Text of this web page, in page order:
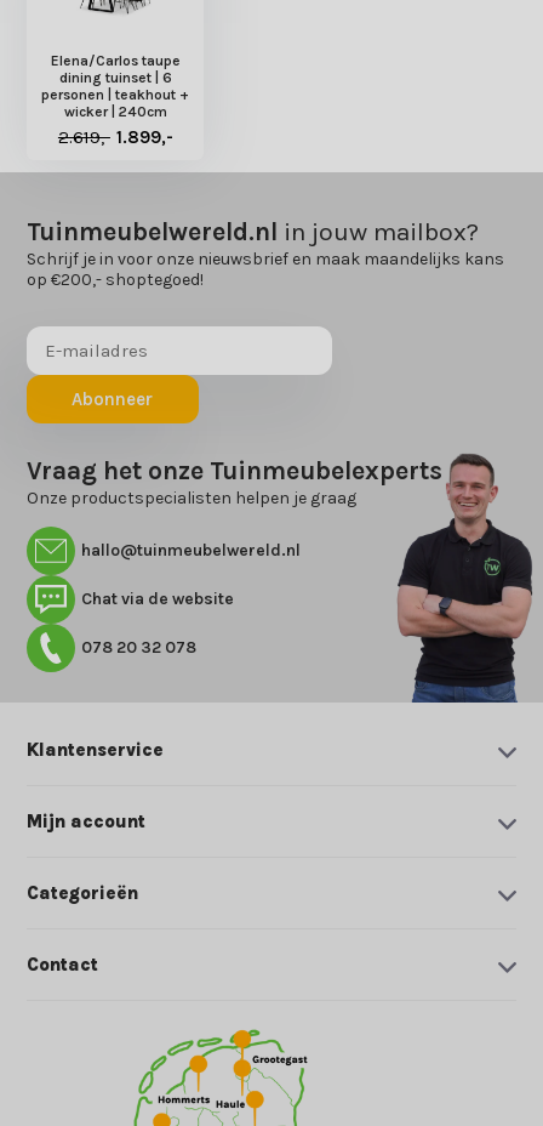
Elena/Carlos taupe
dining tuinset | 6
personen | teakhout +
wicker | 240cm
2.619,- 1.899,-
Tuinmeubelwereld.nl in jouw mailbox?
Schrijf je in voor onze nieuwsbrief en maak maandelijks kans
op €200,- shoptegoed!
Abonneer
Vraag het onze Tuinmeubelexperts
Onze productspecialisten helpen je graag
hallo@tuinmeubelwereld.nl
Chat via de website
078 20 32 078
Klantenservice
Mijn account
Categorieën
Contact